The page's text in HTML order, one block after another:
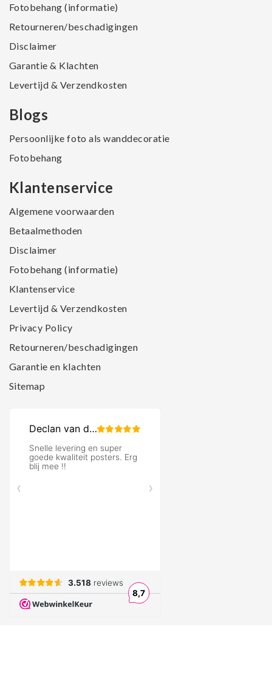
Fotobehang (informatie)
Retourneren/beschadigingen
Disclaimer
Garantie & Klachten
Levertijd & Verzendkosten
Blogs
Persoonlijke foto als wanddecoratie
Fotobehang
Klantenservice
Algemene voorwaarden
Betaalmethoden
Disclaimer
Fotobehang (informatie)
Klantenservice
Levertijd & Verzendkosten
Privacy Policy
Retourneren/beschadigingen
Garantie en klachten
Sitemap